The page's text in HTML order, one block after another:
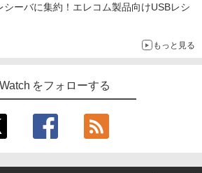
ーバに集約！エレコム製品向けUSBレシ
もっと見る
をフォローする